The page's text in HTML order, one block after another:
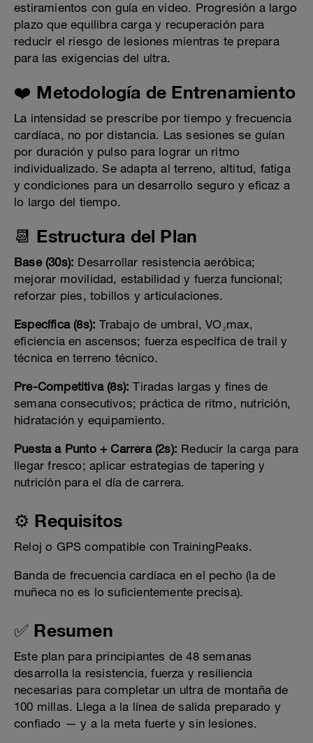
estiramientos con guía en video. Progresión a largo
plazo que equilibra carga y recuperación para
reducir el riesgo de lesiones mientras te prepara
para las exigencias del ultra.
❤️ Metodología de Entrenamiento
La intensidad se prescribe por tiempo y frecuencia
cardíaca, no por distancia. Las sesiones se guían
por duración y pulso para lograr un ritmo
individualizado. Se adapta al terreno, altitud, fatiga
y condiciones para un desarrollo seguro y eficaz a
lo largo del tiempo.
📆 Estructura del Plan
Base (30s): Desarrollar resistencia aeróbica;
mejorar movilidad, estabilidad y fuerza funcional;
reforzar pies, tobillos y articulaciones.
Específica (8s): Trabajo de umbral, VO₂max,
eficiencia en ascensos; fuerza específica de trail y
técnica en terreno técnico.
Pre-Competitiva (8s): Tiradas largas y fines de
semana consecutivos; práctica de ritmo, nutrición,
hidratación y equipamiento.
Puesta a Punto + Carrera (2s): Reducir la carga para
llegar fresco; aplicar estrategias de tapering y
nutrición para el día de carrera.
⚙️ Requisitos
Reloj o GPS compatible con TrainingPeaks.
Banda de frecuencia cardíaca en el pecho (la de
muñeca no es lo suficientemente precisa).
✅ Resumen
Este plan para principiantes de 48 semanas
desarrolla la resistencia, fuerza y ​​resiliencia
necesarias para completar un ultra de montaña de
100 millas. Llega a la línea de salida preparado y
confiado — y a la meta fuerte y sin lesiones.